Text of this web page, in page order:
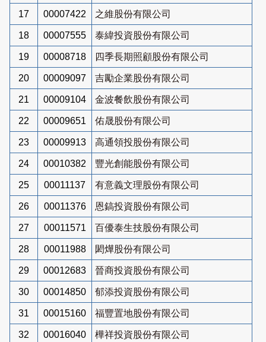
17 00007422 之維股份有限公司
18 00007555 泰緯投資股份有限公司
19 00008718 四季長期照顧股份有限公司
20 00009097 吉勵企業股份有限公司
21 00009104 金波餐飲股份有限公司
22 00009651 佑晟股份有限公司
23 00009913 高通領投股份有限公司
24 00010382 豐光創能股份有限公司
25 00011137 有意義文理股份有限公司
26 00011376 恩鎬投資股份有限公司
27 00011571 百優泰生技股份有限公司
28 00011988 閎燁股份有限公司
29 00012683 晉商投資股份有限公司
30 00014850 郁添投資股份有限公司
31 00015160 福豐置地股份有限公司
32 00016040 樺祥投資股份有限公司